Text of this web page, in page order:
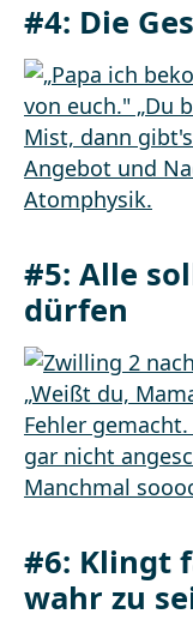
#4: Die
#5: Alle
dürfen
#6: Klingt
wahr zu